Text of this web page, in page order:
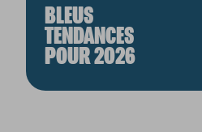
BLEUS
TENDANCES
POUR 2026